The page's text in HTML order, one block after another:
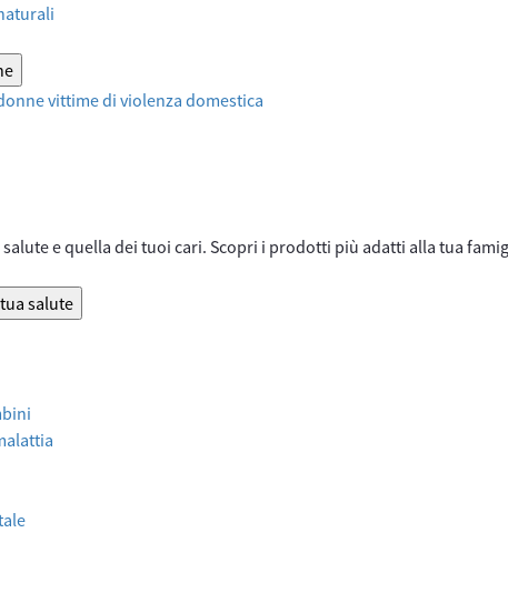
vittime di violenza domestica
e quella dei tuoi cari. Scopri i prodotti più adatti alla tua
salute